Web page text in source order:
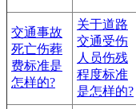
交通事故
死亡伤葬
费标准是
怎样的?
关于道路
交通受伤
人员伤残
程度标准
是怎样的?